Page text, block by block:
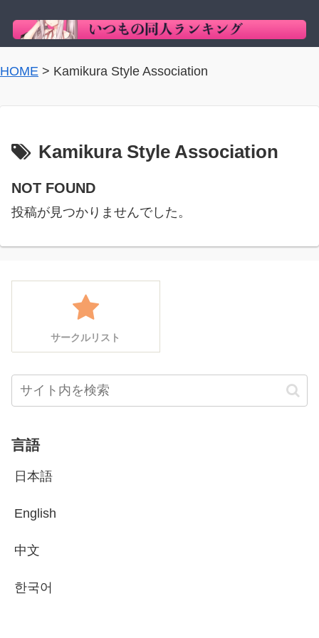
HOME > Kamikura Style Association
Kamikura Style Association
NOT FOUND
投稿が見つかりませんでした。
サークルリスト
言語
日本語
English
中文
한국어